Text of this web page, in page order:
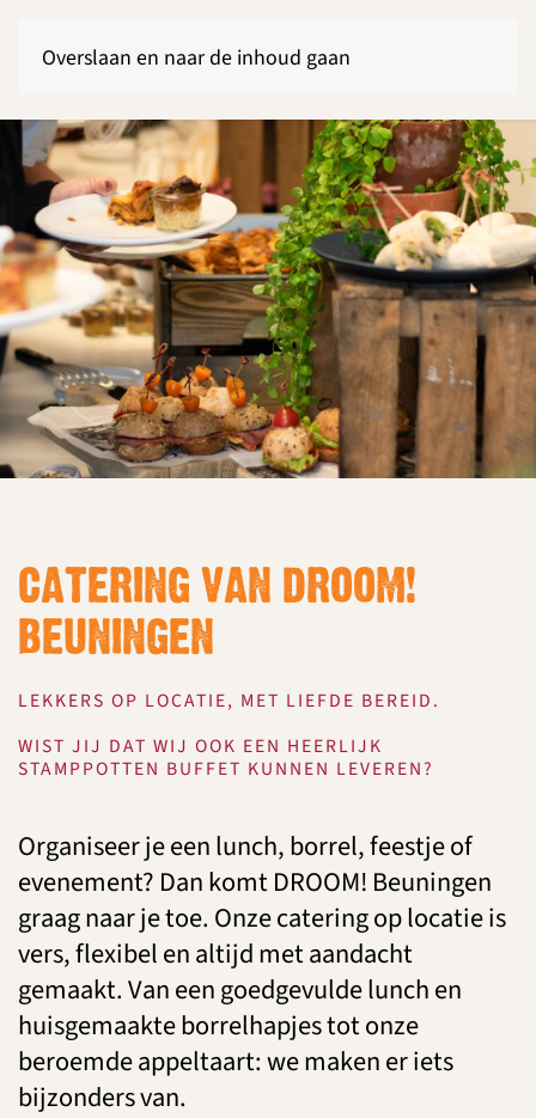
Overslaan en naar de inhoud gaan
CATERING VAN DROOM!
BEUNINGEN
LEKKERS OP LOCATIE, MET LIEFDE BEREID.
WIST JIJ DAT WIJ OOK EEN HEERLIJK
STAMPPOTTEN BUFFET KUNNEN LEVEREN?
Organiseer je een lunch, borrel, feestje of
evenement? Dan komt DROOM! Beuningen
graag naar je toe. Onze catering op locatie is
vers, flexibel en altijd met aandacht
gemaakt. Van een goedgevulde lunch en
huisgemaakte borrelhapjes tot onze
beroemde appeltaart: we maken er iets
bijzonders van.